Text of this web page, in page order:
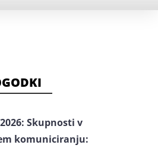
Skupnosti v
komuniciranju: